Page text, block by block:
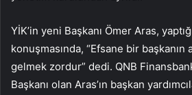
YİK’in yeni Başkanı Ömer Aras,
konuşmasında, “Efsane bir başkanın
gelmek zordur” dedi. QNB
Başkanı olan Aras’ın başkan